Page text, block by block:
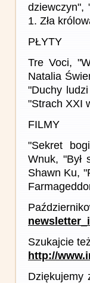
dziewczyn",
1. Zła
PŁYTY
Tre Voci,
Natalia
"Duchy
"Strach XXI
FILMY
"Sekret
Wnuk, "Był
Shawn Ku,
Szukajcie
http://
Dziękujemy